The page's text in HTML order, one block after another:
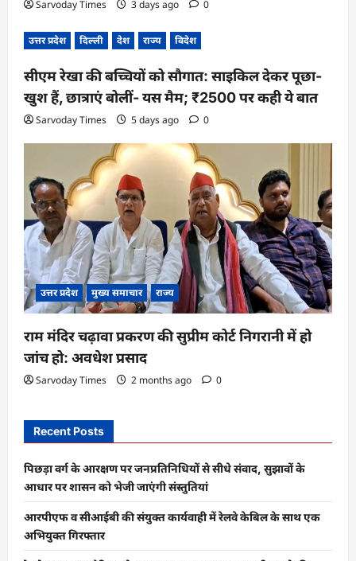
Sarvoday Times 3 days ago 0
उत्तर प्रदेश दिल्ली देश राज्य विदेश
सीएम रेखा की बच्चियों को सौगात: साइकिल देकर पूछा-
खुश हैं, छात्राएं बोलीं- यस मैम; ₹2500 पर कही ये बात
Sarvoday Times 5 days ago 0
उत्तर प्रदेश मुख्य समाचार राज्य
राम मंदिर चढ़ावा प्रकरण की सुप्रीम कोर्ट निगरानी में हो
जांच हो: अवधेश प्रसाद
Sarvoday Times 2 months ago 0
Recent Posts
पिछड़ा वर्ग के आरक्षण पर जनप्रतिनिधियों से सीधे संवाद, सुझावों के
आधार पर शासन को भेजी जाएंगी संस्तुतियां
आरपीएफ व सीआईबी की संयुक्त कार्यवाही में रेलवे केबिल के साथ एक
अभियुक्त गिरफ्तार